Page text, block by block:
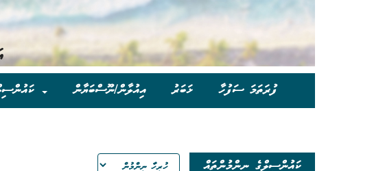
ފުރަތަމަ ސަފުހާ ޚަބަރު އިއުލާން/ނޫސްބަޔާން
ކައުންސިލްގެ ނިންމުންތައް